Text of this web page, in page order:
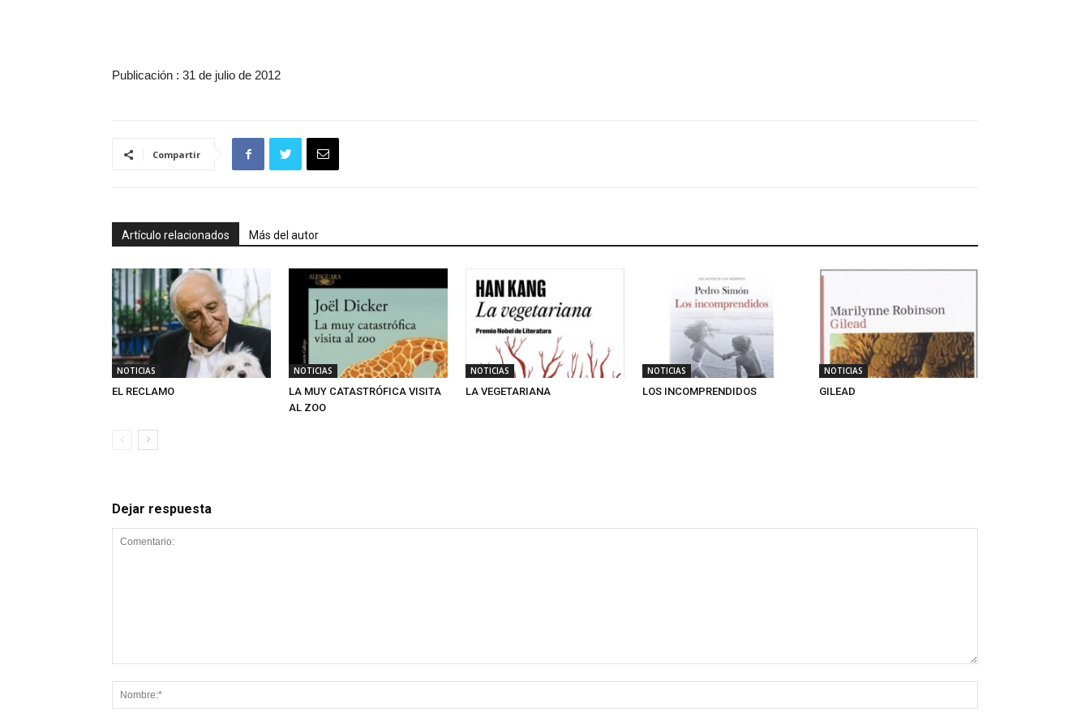
Publicación : 31 de julio de 2012
Compartir
Artículo relacionados Más del autor
NOTICIAS
EL RECLAMO
NOTICIAS
LA MUY CATASTRÓFICA VISITA
AL ZOO
NOTICIAS
LA VEGETARIANA
NOTICIAS
LOS INCOMPRENDIDOS
NOTICIAS
GILEAD
Dejar respuesta